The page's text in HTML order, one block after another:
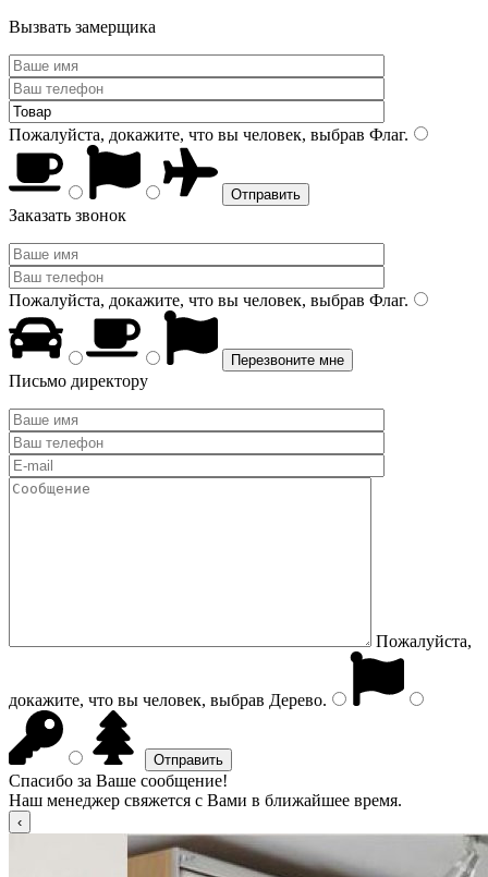
Вызвать замерщика
Пожалуйста, докажите, что вы человек, выбрав Флаг.
Заказать звонок
Пожалуйста, докажите, что вы человек, выбрав Флаг.
Письмо директору
Пожалуйста,
докажите, что вы человек, выбрав Дерево.
Спасибо за Ваше сообщение!
Наш менеджер свяжется с Вами в ближайшее время.